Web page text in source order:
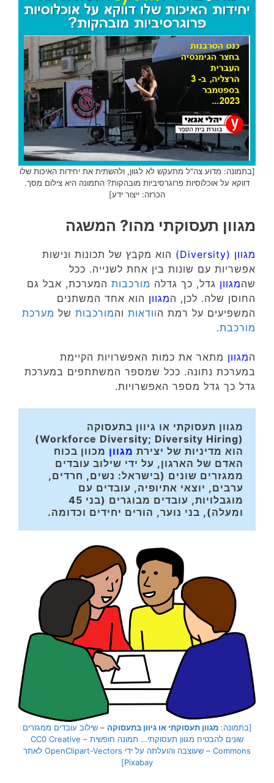
[בתמונה: מדוע צה"ל מתעקש לא לגוון, ולהשתית את יחידות האיכות שלו
דווקא על אוכלוסיות פרוגרסיביות מובהקות? התמונה היא צילום מסך.
הכרזה: ייצור ידע]
מגוון תעסוקתי מהו? המשגה
מגוון (Diversity)
הוא מקבץ של תכונות ונישות
אפשריות עם שונות בין אחת לשנייה. ככל
שהמגוון גדל, כך גדלה מורכבות המערכת, אבל גם
החוסן שלה. לכן, המגוון הוא אחד המשתנים
המשפיעים על רמת הוודאות והמורכבות של מערכת
מורכבת.
המגוון מתאר את כמות האפשרויות הקיימת
במערכת נתונה. ככל שמספר המשתתפים במערכת
גדל כך גדל מספר האפשרויות.
הוא מדיניות של יצירת מגוון
ומעלה), בני נוער, הורים יחידים וכדומה.
[בתמונה:מגוון תעסוקתי או גיוון בתעסוקה –שילוב עובדים ממגזרים
שונים להבטיח מגוון תעסוקתי… תמונה חופשית – CC0 Creative
Commons – שעוצבה והועלתה על ידי OpenClipart-Vectors לאתר
Pixabay]